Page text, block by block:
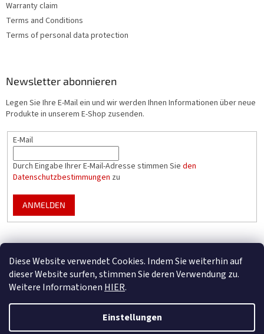
Diese Website verwendet Cookies. Indem Sie weiterhin auf
dieser Website surfen, stimmen Sie deren Verwendung zu.
Weitere Informationen HIER.
Einstellungen
Warranty claim
Terms and Conditions
Terms of personal data protection
Newsletter abonnieren
Legen Sie Ihre E-Mail ein und wir werden Ihnen Informationen über neue
Produkte in unserem E-Shop zusenden.
E-Mail
Durch Eingabe Ihrer E-Mail-Adresse stimmen Sie den
Datenschutzbestimmungen zu
ANMELDEN
Konfigurator für Poolüberdachungen
Erstellt von Shoptet